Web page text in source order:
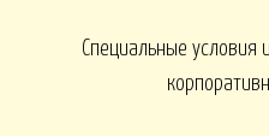
Специальные условия